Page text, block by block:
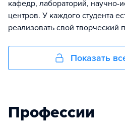
кафедр, лабораторий, научно-
центров. У каждого студента
реализовать свой творческий
Показать
Профессии